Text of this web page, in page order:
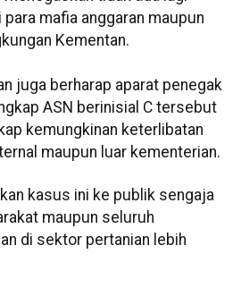
mafia anggaran maupun
Kementan.
juga berharap aparat penegak
ASN berinisial C tersebut
kemungkinan keterlibatan
maupun luar kementerian.
kasus ini ke publik sengaja
maupun seluruh
di sektor pertanian lebih